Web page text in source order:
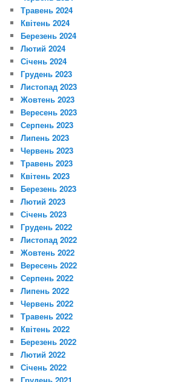
Травень 2024
Квітень 2024
Березень 2024
Лютий 2024
Січень 2024
Грудень 2023
Листопад 2023
Жовтень 2023
Вересень 2023
Серпень 2023
Липень 2023
Червень 2023
Травень 2023
Квітень 2023
Березень 2023
Лютий 2023
Січень 2023
Грудень 2022
Листопад 2022
Жовтень 2022
Вересень 2022
Серпень 2022
Липень 2022
Червень 2022
Травень 2022
Квітень 2022
Березень 2022
Лютий 2022
Січень 2022